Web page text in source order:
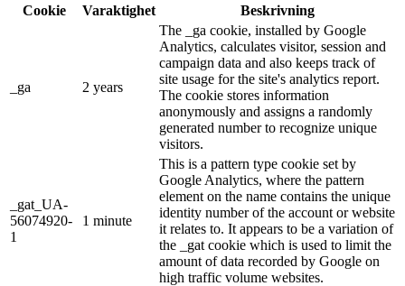
Cookie
Varaktighet Beskrivning
_ga 2 years
The _ga cookie, installed by Google
Analytics, calculates visitor, session and
campaign data and also keeps track of
site usage for the site's analytics report.
The cookie stores information
anonymously and assigns a randomly
generated number to recognize unique
visitors.
_gat_UA-
56074920-
1
1 minute
This is a pattern type cookie set by
Google Analytics, where the pattern
element on the name contains the unique
identity number of the account or website
it relates to. It appears to be a variation of
the _gat cookie which is used to limit the
amount of data recorded by Google on
high traffic volume websites.